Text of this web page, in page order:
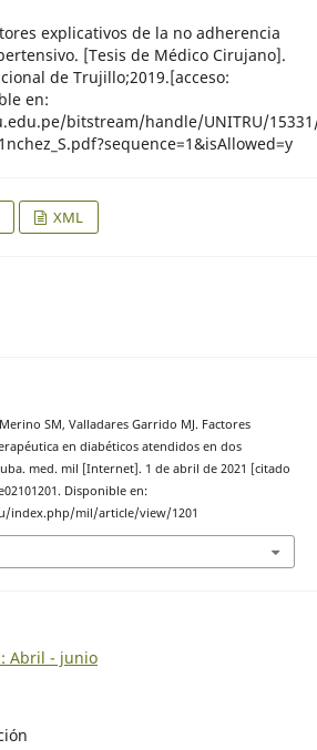
explicativos de la no adherencia
[Tesis de Médico Cirujano].
de Trujillo;2019.[acceso:
en:
bitstream/handle/UNITRU/
XML
SM, Valladares Garrido MJ. Factores
en diabéticos atendidos en dos
med. mil [Internet]. 1 de abril de 2021 [citado
Disponible en:
index.php/mil/article/view/1201
Abril - junio